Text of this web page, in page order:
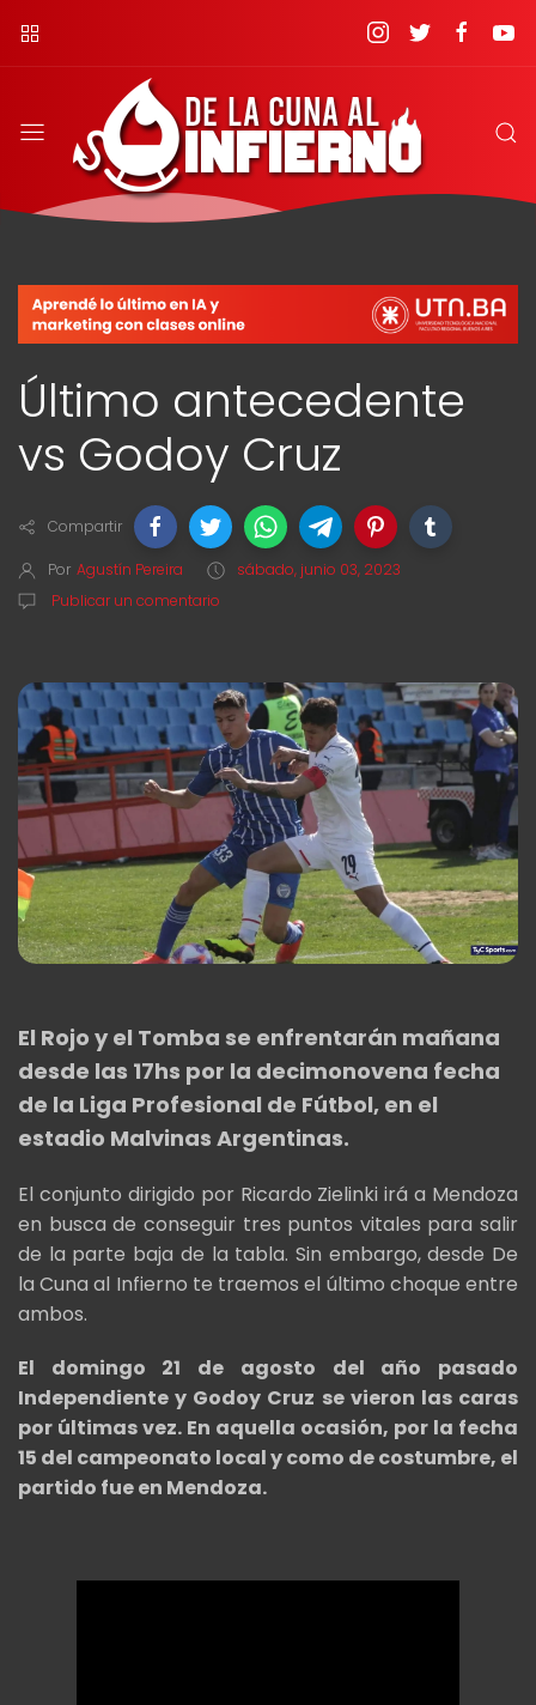
Último antecedente
vs Godoy Cruz
Compartir
Por Agustín Pereira
sábado, junio 03, 2023
Publicar un comentario
El Rojo y el Tomba se enfrentarán mañana
desde las 17hs por la decimonovena fecha
de la Liga Profesional de Fútbol, en el
estadio Malvinas Argentinas.
El conjunto dirigido por Ricardo Zielinki irá a Mendoza
en busca de conseguir tres puntos vitales para salir
de la parte baja de la tabla. Sin embargo, desde De
la Cuna al Infierno te traemos el último choque entre
ambos.
El domingo 21 de agosto del año pasado
Independiente y Godoy Cruz se vieron las caras
por últimas vez. En aquella ocasión, por la fecha
15 del campeonato local y como de costumbre, el
partido fue en Mendoza.